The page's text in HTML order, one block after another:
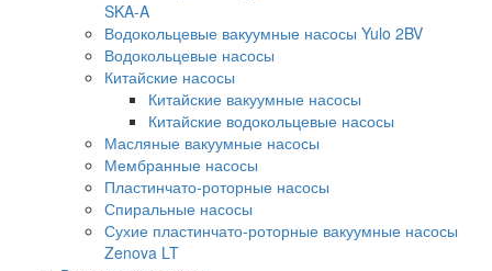
SKA-A
Водокольцевые вакуумные насосы Yulo 2BV
Водокольцевые насосы
Китайские насосы
Китайские вакуумные насосы
Китайские водокольцевые насосы
Масляные вакуумные насосы
Мембранные насосы
Пластинчато-роторные насосы
Спиральные насосы
Сухие пластинчато-роторные вакуумные насосы
Zenova LT